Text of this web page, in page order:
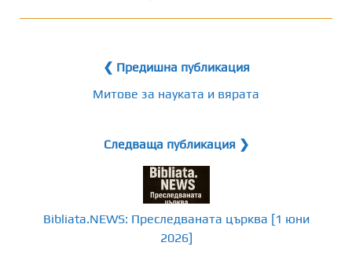
❮ Предишна публикация
Митове за науката и вярата
Следваща публикация ❯
Bibliata.NEWS: Преследваната църква [1 юни
2026]